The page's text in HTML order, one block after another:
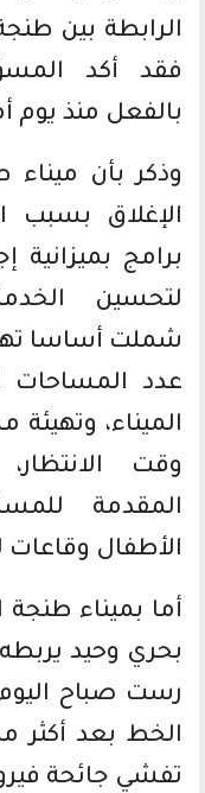
الرابطة بين
فقد أكد
بالفعل منذ يوم
وذكر بأن
الإغلاق بسبب
لتحسين
شملت أساسا
عدد المساحات
الميناء،
وقت
المقدمة
الأطفال وقاعات
أما بميناء طنجة
بحري وحيد
رست صباح
الخط بعد
تفشي جائحة